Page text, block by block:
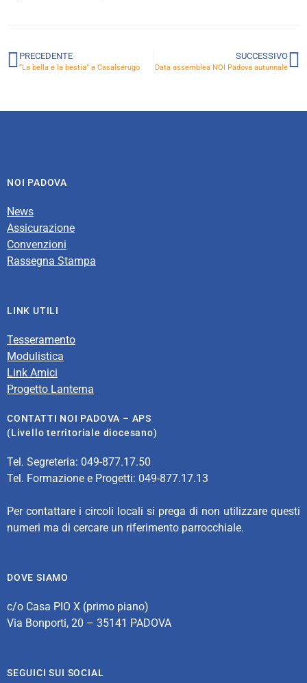
PRECEDENTE
“La bella e la bestia” a Casalserugo
SUCCESSIVO
Data assemblea NOI Padova autunnale
NOI PADOVA
News
Assicurazione
Convenzioni
Rassegna Stampa
LINK UTILI
Tesseramento
Modulistica
Link Amici
Progetto Lanterna
CONTATTI NOI PADOVA – APS
(Livello territoriale diocesano)
Tel. Segreteria: 049-877.17.50
Tel. Formazione e Progetti: 049-877.17.13
Per contattare i circoli locali si prega di non utilizzare questi
numeri ma di cercare un riferimento parrocchiale.
DOVE SIAMO
c/o Casa PIO X (primo piano)
Via Bonporti, 20 – 35141 PADOVA
SEGUICI SUI SOCIAL